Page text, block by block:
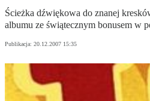
Ścieżka dźwiękowa do znanej
albumu ze świątecznym bonusem w
Publikacja: 20.12.2007 15:35